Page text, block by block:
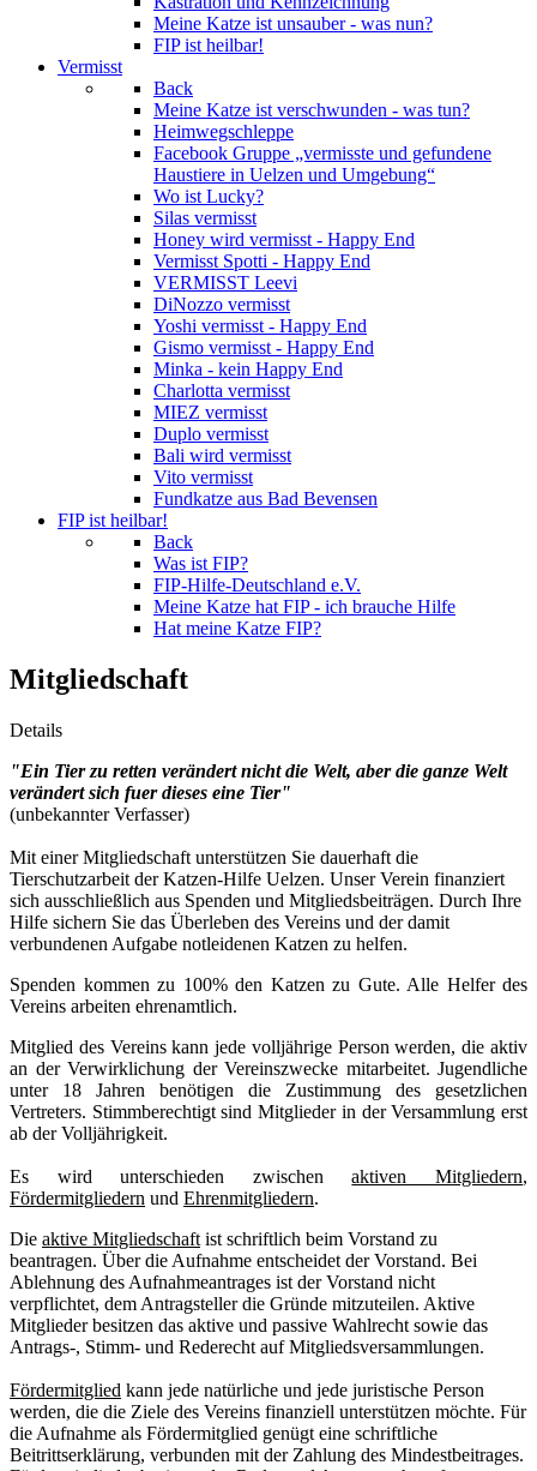
Meine Katze ist unsauber - was nun?
FIP ist heilbar!
Vermisst
Back
Meine Katze ist verschwunden - was tun?
Heimwegschleppe
Facebook Gruppe „vermisste und gefundene
Haustiere in Uelzen und Umgebung“
Wo ist Lucky?
Silas vermisst
Honey wird vermisst - Happy End
Vermisst Spotti - Happy End
VERMISST Leevi
DiNozzo vermisst
Yoshi vermisst - Happy End
Gismo vermisst - Happy End
Minka - kein Happy End
Charlotta vermisst
MIEZ vermisst
Duplo vermisst
Bali wird vermisst
Vito vermisst
Fundkatze aus Bad Bevensen
FIP ist heilbar!
Back
Was ist FIP?
FIP-Hilfe-Deutschland e.V.
Meine Katze hat FIP - ich brauche Hilfe
Hat meine Katze FIP?
Mitgliedschaft
Details
"Ein Tier zu retten verändert nicht die Welt, aber die ganze Welt
verändert sich fuer dieses eine Tier"
(unbekannter Verfasser)
Mit einer Mitgliedschaft unterstützen Sie dauerhaft die
Tierschutzarbeit der Katzen-Hilfe Uelzen. Unser Verein finanziert
sich ausschließlich aus Spenden und Mitgliedsbeiträgen. Durch Ihre
Hilfe sichern Sie das Überleben des Vereins und der damit
verbundenen Aufgabe notleidenen Katzen zu helfen.
Spenden kommen zu 100% den Katzen zu Gute. Alle Helfer des
Vereins arbeiten ehrenamtlich.
Mitglied des Vereins kann jede volljährige Person werden, die aktiv
an der Verwirklichung der Vereinszwecke mitarbeitet. Jugendliche
unter 18 Jahren benötigen die Zustimmung des gesetzlichen
Vertreters. Stimmberechtigt sind Mitglieder in der Versammlung erst
ab der Volljährigkeit.
Es wird unterschieden zwischenaktiven Mitgliedern,
Fördermitgliedern und Ehrenmitgliedern.
Die aktive Mitgliedschaft ist schriftlich beim Vorstand zu
beantragen. Über die Aufnahme entscheidet der Vorstand. Bei
Ablehnung des Aufnahmeantrages ist der Vorstand nicht
verpflichtet, dem Antragsteller die Gründe mitzuteilen. Aktive
Mitglieder besitzen das aktive und passive Wahlrecht sowie das
Antrags-, Stimm- und Rederecht auf Mitgliedsversammlungen.
Fördermitglied kann jede natürliche und jede juristische Person
werden, die die Ziele des Vereins finanziell unterstützen möchte. Für
die Aufnahme als Fördermitglied genügt eine schriftliche
Beitrittserklärung, verbunden mit der Zahlung des Mindestbeitrages.